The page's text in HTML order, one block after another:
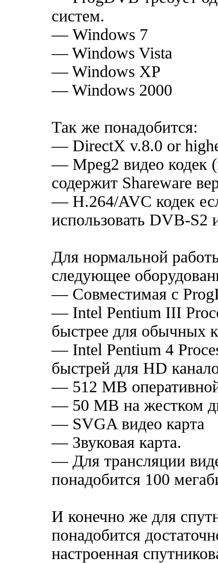
систем.
— Windows 7
— Windows Vista
— Windows XP
— Windows 2000
Так же понадобится:
— DirectX v.8.0 or
— Mpeg2 видео кодек
содержит Shareware
— H.264/AVC кодек
использовать DVB-S2
Для нормальной
следующее
— Совместимая с
— Intel Pentium III
быстрее для обычных
— Intel Pentium 4
быстрей для HD
— 512 MB
— 50 MB на жестком
— SVGA видео карта
— Звуковая карта.
— Для трансляции
понадобится 100
И конечно же для
понадобится
настроенная